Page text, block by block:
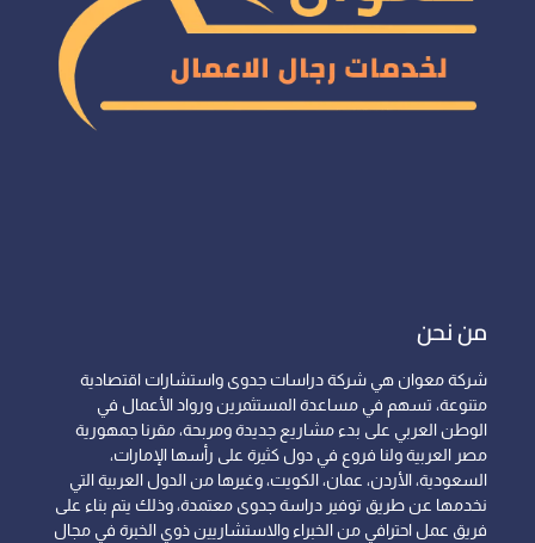
من نحن
شركة معوان هي شركة دراسات جدوى واستشارات اقتصادية
متنوعة، تسهم في مساعدة المستثمرين ورواد الأعمال في
الوطن العربي على بدء مشاريع جديدة ومربحة، مقرنا جمهورية
مصر العربية ولنا فروع في دول كثيرة على رأسها الإمارات،
السعودية، الأردن، عمان، الكويت، وغيرها من الدول العربية التي
نخدمها عن طريق توفير دراسة جدوى معتمدة، وذلك يتم بناء على
فريق عمل احترافي من الخبراء والاستشاريين ذوي الخبرة في مجال